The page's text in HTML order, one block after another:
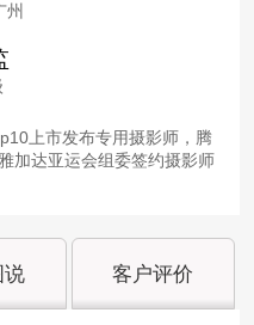
州
上市发布专用摄影师，腾
加达亚运会组委签约摄影师
说 客户评价